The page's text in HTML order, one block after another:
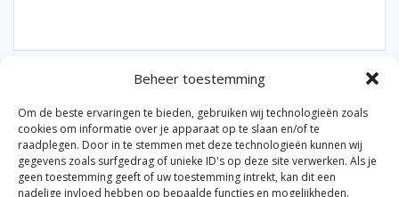
Beheer toestemming
Om de beste ervaringen te bieden, gebruiken wij technologieën zoals
cookies om informatie over je apparaat op te slaan en/of te
raadplegen. Door in te stemmen met deze technologieën kunnen wij
gegevens zoals surfgedrag of unieke ID's op deze site verwerken. Als je
geen toestemming geeft of uw toestemming intrekt, kan dit een
nadelige invloed hebben op bepaalde functies en mogelijkheden.
© 2026 Van der Bel Las en Radiateurenbedrijf.